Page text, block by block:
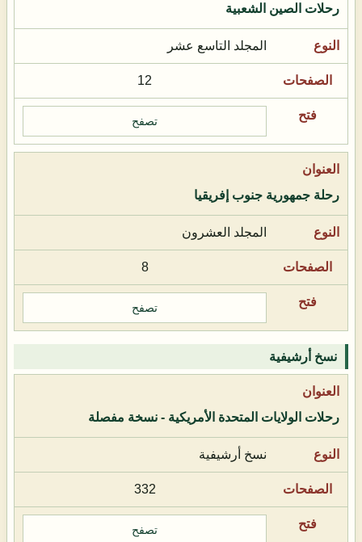
رحلات الصين الشعبية
المجلد التاسع عشر
12
تصفح
رحلة جمهورية جنوب إفريقيا
المجلد العشرون
8
تصفح
نسخ أرشيفية
رحلات الولايات المتحدة الأمريكية - نسخة مفصلة
نسخ أرشيفية
332
تصفح